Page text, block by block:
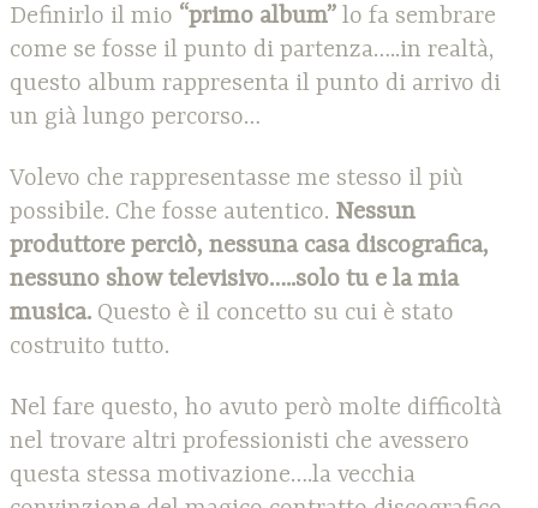
Definirlo il mio “primo album” lo fa sembrare
come se fosse il punto di partenza…..in realtà,
questo album rappresenta il punto di arrivo di
un già lungo percorso…
Volevo che rappresentasse me stesso il più
possibile. Che fosse autentico. Nessun
produttore perciò, nessuna casa discografica,
nessuno show televisivo…..solo tu e la mia
musica. Questo è il concetto su cui è stato
costruito tutto.
Nel fare questo, ho avuto però molte difficoltà
nel trovare altri professionisti che avessero
questa stessa motivazione….la vecchia